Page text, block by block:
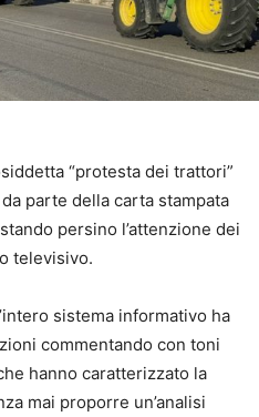
“protesta dei trattori”
parte della carta stampata
persino l’attenzione dei
televisivo.
sistema informativo ha
commentando con toni
hanno caratterizzato la
mai proporre un’analisi